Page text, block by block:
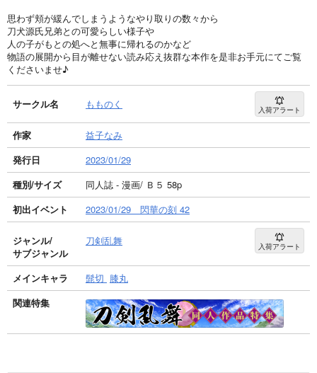
思わず頬が緩んでしまうようなやり取りの数々から
刀犬源氏兄弟との可愛らしい様子や
人の子がもとの処へと無事に帰れるのかなど
物語の展開から目が離せない読み応え抜群な本作を是非お手元にてご覧
くださいませ♪
サークル名 もものく 入荷アラート
作家
益子なみ
発行日
2023/01/29
種別/サイズ
同人誌 - 漫画/ Ｂ５ 58p
初出イベント
2023/01/29 閃華の刻 42
ジャンル/
サブジャンル
刀剣乱舞 入荷アラート
メインキャラ 髭切 膝丸
関連特集